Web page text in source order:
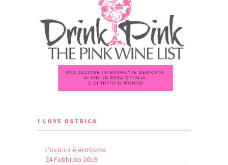
I LOVE OSTRICA
L’ostrica è erotismo
24 Febbraio 2019